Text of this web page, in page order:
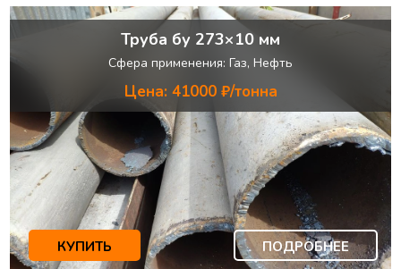
Труба бу 273×10 мм
Сфера применения: Газ, Нефть
Цена: 41000 ₽/тонна
КУПИТЬ ПОДРОБНЕЕ